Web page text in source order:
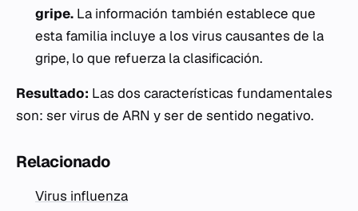
gripe. La información también establece que
esta familia incluye a los virus causantes de la
gripe, lo que refuerza la clasificación.
Resultado: Las dos características fundamentales
son: ser virus de ARN y ser de sentido negativo.
Relacionado
Virus influenza